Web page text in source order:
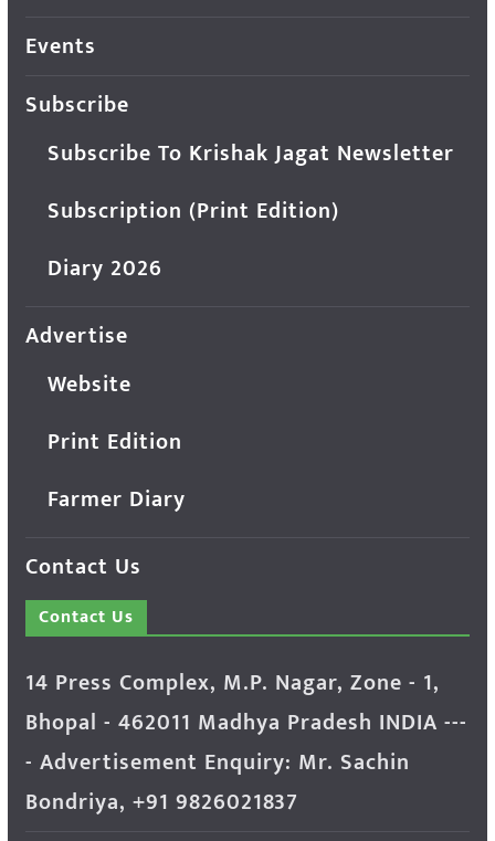
Events
Subscribe
Subscribe To Krishak Jagat Newsletter
Subscription (Print Edition)
Diary 2026
Advertise
Website
Print Edition
Farmer Diary
Contact Us
Contact Us
14 Press Complex, M.P. Nagar, Zone - 1,
Bhopal - 462011 Madhya Pradesh INDIA ---
- Advertisement Enquiry: Mr. Sachin
Bondriya, +91 9826021837